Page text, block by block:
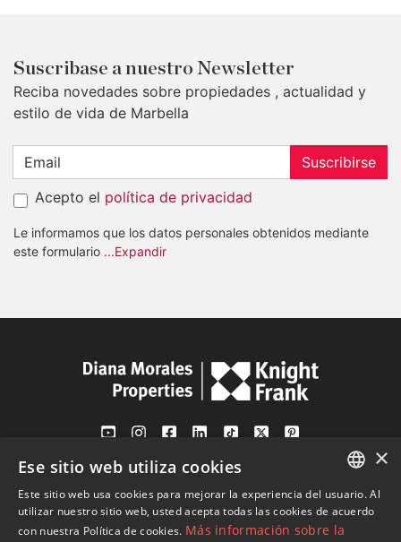
Suscribase a nuestro Newsletter
Reciba novedades sobre propiedades , actualidad y
estilo de vida de Marbella
Suscribirse
Acepto el política de privacidad
Le informamos que los datos personales obtenidos mediante
este formulario ...Expandir
Av. Canovas del Castillo 4
1st Floor, Office 3
29601 Marbella
Ver en mapa
ENGLISH
SPANISH
×
Ese sitio web utiliza cookies
Este sitio web usa cookies para mejorar la experiencia del usuario. Al
utilizar nuestro sitio web, usted acepta todas las cookies de acuerdo
con nuestra Política de cookies. Más información sobre la